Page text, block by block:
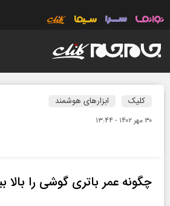
کلیک ابزارهای هوشمند
۳۰ مهر ۱۴۰۲ - ۱۳:۴۴
چگونه عمر باتری گوشی را بالا